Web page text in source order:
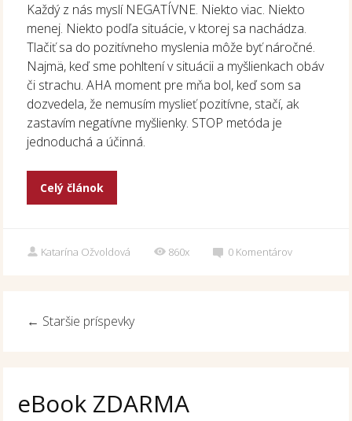
Každý z nás myslí NEGATÍVNE. Niekto viac. Niekto
menej. Niekto podľa situácie, v ktorej sa nachádza.
Tlačiť sa do pozitívneho myslenia môže byť náročné.
Najmä, keď sme pohltení v situácii a myšlienkach obáv
či strachu. AHA moment pre mňa bol, keď som sa
dozvedela, že nemusím myslieť pozitívne, stačí, ak
zastavím negatívne myšlienky. STOP metóda je
jednoduchá a účinná.
Celý článok
Katarína Ožvoldová 860x 0 Komentárov
← Staršie príspevky
eBook ZDARMA